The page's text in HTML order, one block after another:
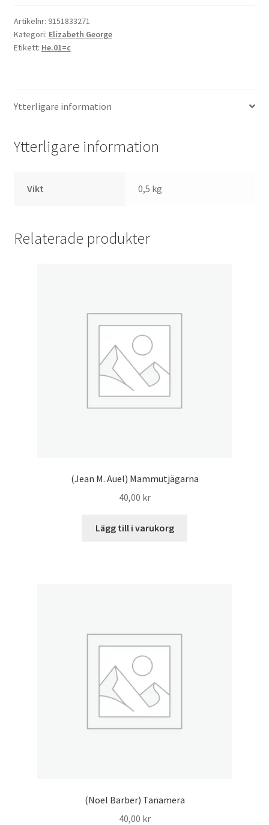
mängd
Artikelnr: 9151833271
Kategori: Elizabeth George
Etikett: He.01=c
Ytterligare information
Ytterligare information
Vikt 0,5 kg
Relaterade produkter
(Jean M. Auel) Mammutjägarna
40,00 kr
Lägg till i varukorg
(Noel Barber) Tanamera
40,00 kr